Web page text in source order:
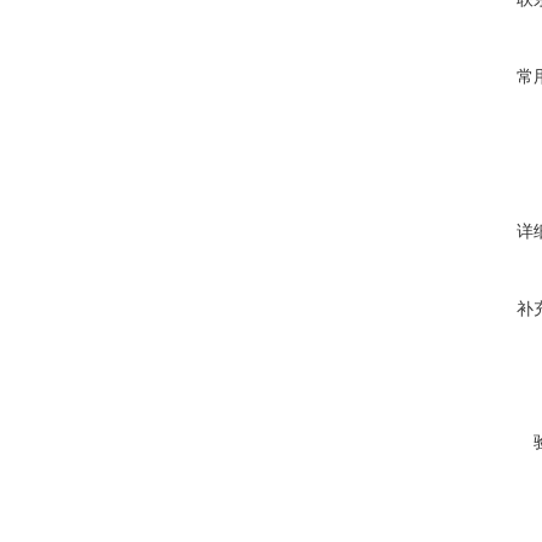
常
详
补